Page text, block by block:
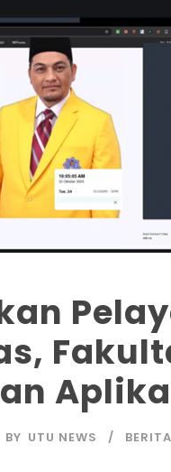
BY UTU NEWS BERITA